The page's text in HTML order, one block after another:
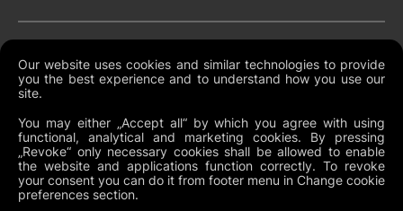
Our website uses cookies and similar technologies to provide
you the best experience and to understand how you use our
site.
You may either „Accept all“ by which you agree with using
functional, analytical and marketing cookies. By pressing
„Revoke“ only necessary cookies shall be allowed to enable
the website and applications function correctly. To revoke
your consent you can do it from footer menu in Change cookie
preferences section.
Global Terms and Conditions
Cookies
Change Cookie Preferences